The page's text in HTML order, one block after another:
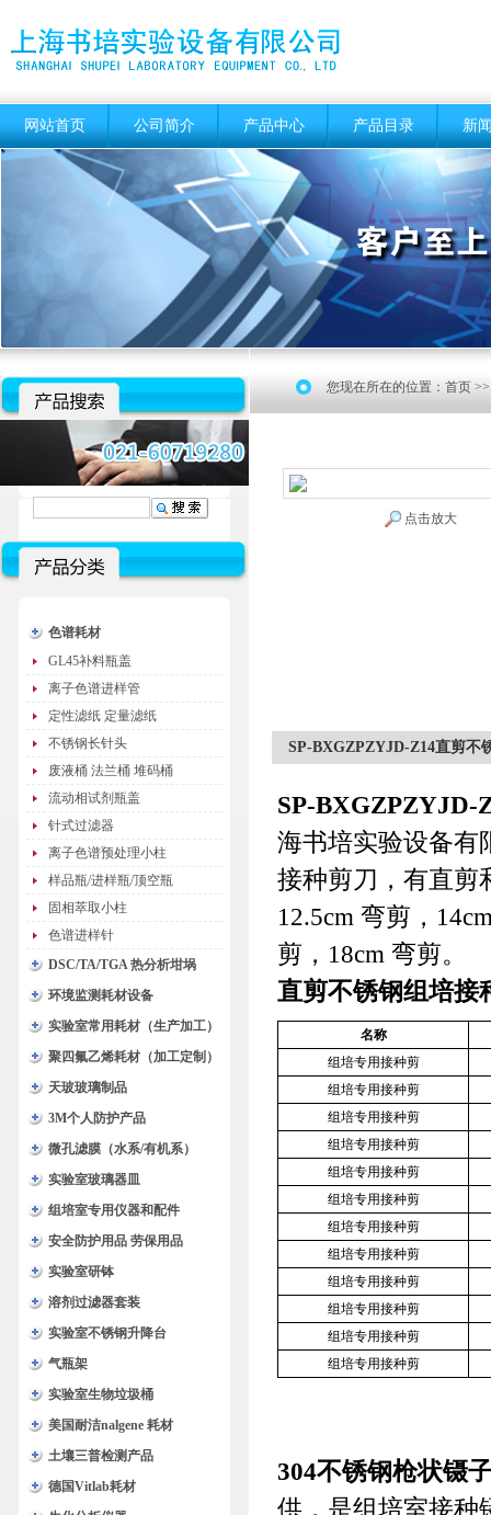
网站首页 公司简介 产品中心 产品目录 新
色谱耗材
GL45补料瓶盖
离子色谱进样管
定性滤纸 定量滤纸
不锈钢长针头
废液桶 法兰桶 堆码桶
流动相试剂瓶盖
针式过滤器
离子色谱预处理小柱
样品瓶/进样瓶/顶空瓶
固相萃取小柱
色谱进样针
DSC/TA/TGA 热分析坩埚
环境监测耗材设备
实验室常用耗材（生产加工）
聚四氟乙烯耗材（加工定制）
天玻玻璃制品
3M个人防护产品
微孔滤膜（水系/有机系）
实验室玻璃器皿
组培室专用仪器和配件
安全防护用品 劳保用品
实验室研钵
溶剂过滤器套装
实验室不锈钢升降台
气瓶架
实验室生物垃圾桶
美国耐洁nalgene 耗材
土壤三普检测产品
德国Vitlab耗材
您现在所在的位置： 首页
点击放大
SP-BXGZPZYJD-Z14直剪不
SP-BXGZPZYJD-
海书培实验设备有
接种剪刀，有直剪
12.5cm 弯剪，
剪，18cm 弯剪。
直剪不锈钢组培接
名称
组培专用接种剪
组培专用接种剪
组培专用接种剪
组培专用接种剪
组培专用接种剪
组培专用接种剪
组培专用接种剪
组培专用接种剪
组培专用接种剪
组培专用接种剪
组培专用接种剪
组培专用接种剪
304不锈钢枪状镊
供，是组培室接种